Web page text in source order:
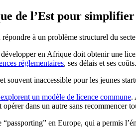
de l’Est pour simplifier
à un problème structurel du
en Afrique doit obtenir une
réglementaires, ses délais et ses coûts.
souvent inaccessible pour les jeunes
un modèle de licence commune.
dans un autre sans recommencer
en Europe, qui a permis